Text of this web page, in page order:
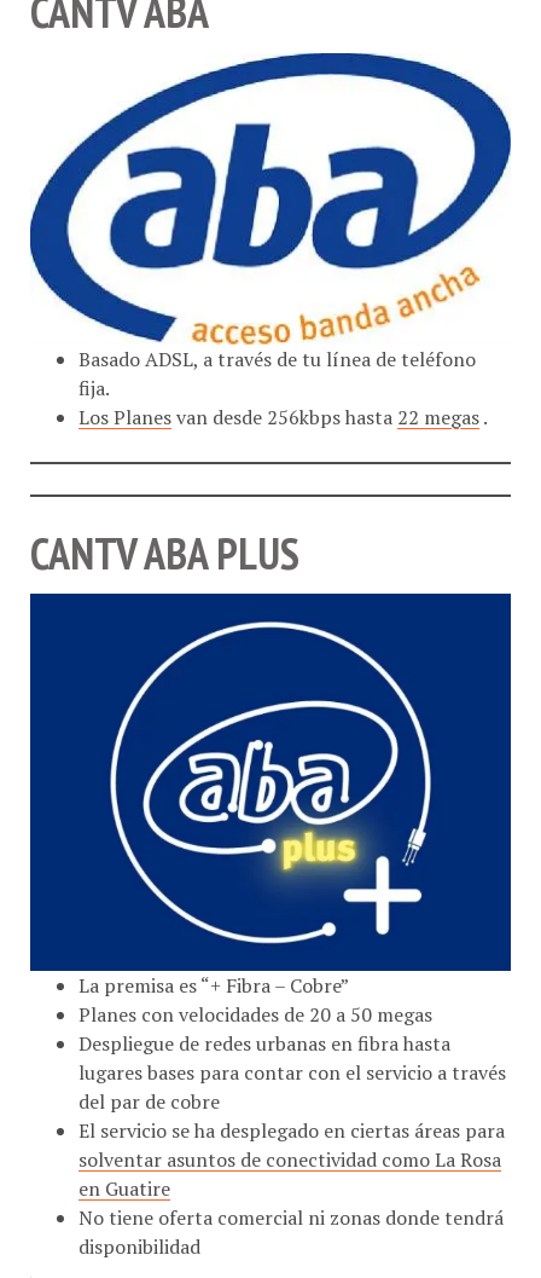
Basado ADSL, a través de tu línea de teléfono
fija.
Los Planes
van desde 256kbps hasta 22 megas
CANTV ABA PLUS
La premisa es “+ Fibra – Cobre”
Planes con velocidades de 20 a 50 megas
Despliegue de redes urbanas en fibra hasta
lugares bases para contar con el servicio a través
del par de cobre
El servicio se ha desplegado en ciertas áreas para
solventar asuntos de conectividad como La Rosa
en Guatire
No tiene oferta comercial ni zonas donde tendrá
disponibilidad